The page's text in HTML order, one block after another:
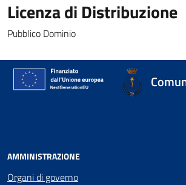
Licenza di Distribuzione
Pubblico Dominio
AMMINISTRAZIONE
Organi di governo